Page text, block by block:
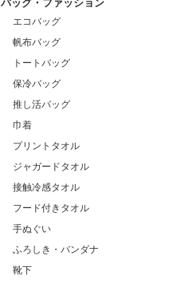
エコバッグ
帆布バッグ
トートバッグ
保冷バッグ
推し活バッグ
巾着
プリントタオル
ジャガードタオル
接触冷感タオル
フード付きタオル
手ぬぐい
ふろしき・バンダナ
靴下